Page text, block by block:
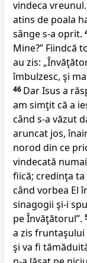
vindeca vreunul.
atins de poala
sânge s-a oprit.
Mine?” Fiindcă
au zis:
îmbulzesc, şi
46 Dar Isus a
am simţit că a
când s-a văzut
aruncat jos,
norod din ce
vindecată
fiică; credinţa ta
când vorbea El
sinagogii şi-i
pe Învăţătorul”.
a zis fruntaşului
şi va fi